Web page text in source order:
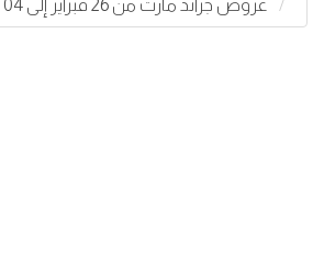
عروض جراند مارت من 26 فبراير إلى 04 مارس 2025